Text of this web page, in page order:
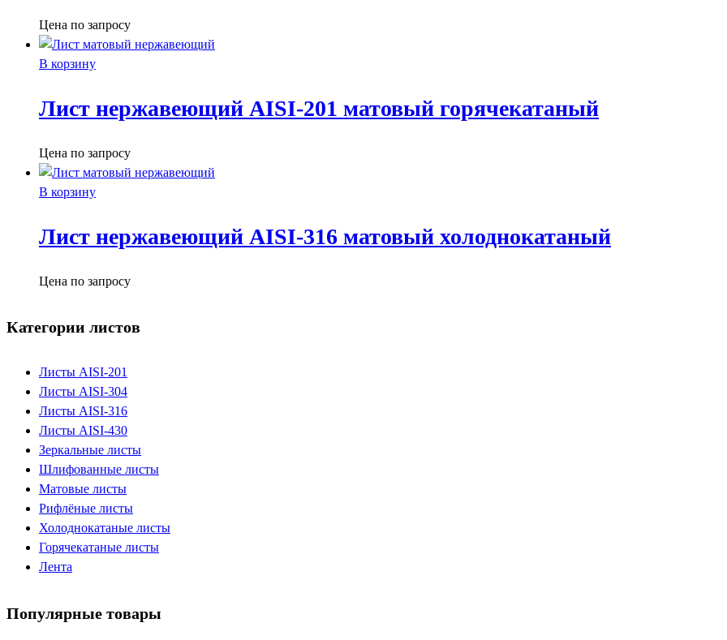
Цена по запросу
В корзину
Лист нержавеющий AISI-201 матовый горячекатаный
Цена по запросу
В корзину
Лист нержавеющий AISI-316 матовый холоднокатаный
Цена по запросу
Категории листов
Листы AISI-201
Листы AISI-304
Листы AISI-316
Листы AISI-430
Зеркальные листы
Шлифованные листы
Матовые листы
Рифлёные листы
Холоднокатаные листы
Горячекатаные листы
Лента
Популярные товары